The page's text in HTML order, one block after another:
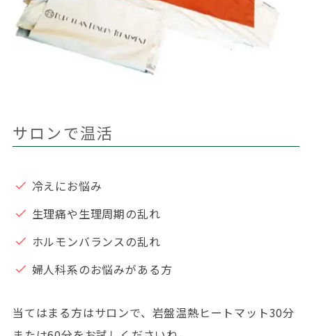
サロンで温活
冷えにお悩み
生理痛や生理周期の乱れ
ホルモンバランスの乱れ
婦人科系のお悩みがある方
当てはまる方はサロンで、岩盤温熱ヒートマット30分